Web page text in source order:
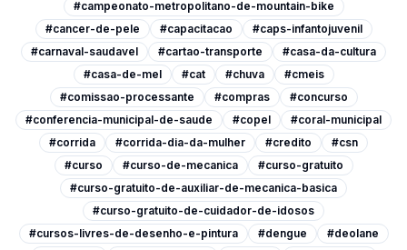
#campeonato-metropolitano-de-mountain-bike
#cancer-de-pele
#capacitacao
#caps-infantojuvenil
#carnaval-saudavel
#cartao-transporte
#casa-da-cultura
#casa-de-mel
#cat #chuva
#cmeis
#comissao-processante
#compras
#concurso
#conferencia-municipal-de-saude
#copel
#coral-municipal
#corrida
#corrida-dia-da-mulher #credito
#csn
#curso
#curso-de-mecanica
#curso-gratuito
#curso-gratuito-de-auxiliar-de-mecanica-basica
#curso-gratuito-de-cuidador-de-idosos
#cursos-livres-de-desenho-e-pintura
#dengue
#deolane